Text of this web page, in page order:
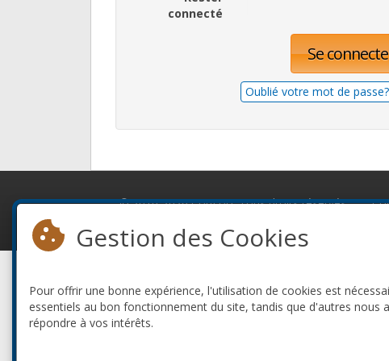
connecté
Se
Oublié votre mot de passe?
© 2010-2026 ConFoo. Tous droits réservés.
Gestion des Cookies
Pour offrir une bonne expérience, l'utilisation de cookies est
essentiels au bon fonctionnement du site, tandis que d'autres nous
répondre à vos intérêts.